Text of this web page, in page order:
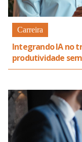
Carreira
Integrando IA no
produtividade